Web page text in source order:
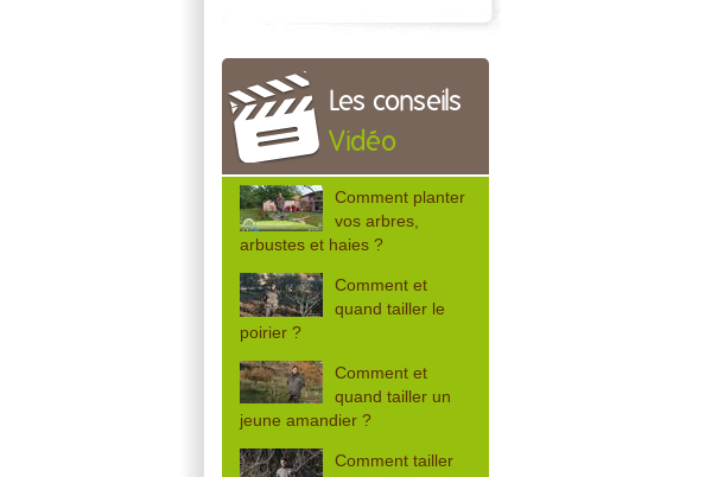
Les conseils
Vidéo
Comment planter
vos arbres,
arbustes et haies ?
Comment et
quand tailler le
poirier ?
Comment et
quand tailler un
jeune amandier ?
Comment tailler